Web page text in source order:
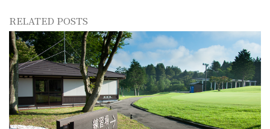
RELATED POSTS